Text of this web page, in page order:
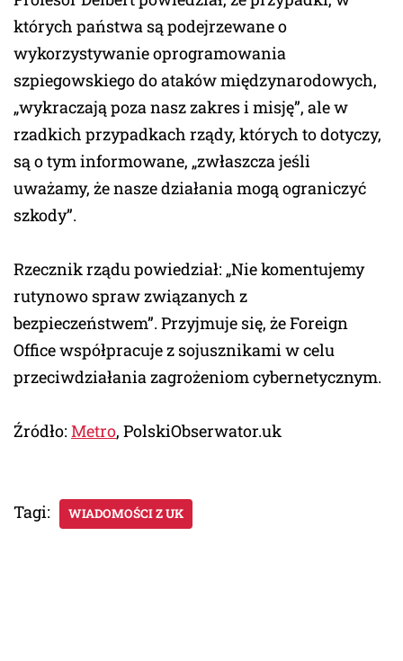
których państwa są podejrzewane o
wykorzystywanie oprogramowania
szpiegowskiego do ataków międzynarodowych,
„wykraczają poza nasz zakres i misję”, ale w
rzadkich przypadkach rządy, których to dotyczy,
są o tym informowane, „zwłaszcza jeśli
uważamy, że nasze działania mogą ograniczyć
szkody”.
Rzecznik rządu powiedział: „Nie komentujemy
rutynowo spraw związanych z
bezpieczeństwem”. Przyjmuje się, że Foreign
Office współpracuje z sojusznikami w celu
przeciwdziałania zagrożeniom cybernetycznym.
Źródło: Metro, PolskiObserwator.uk
Tagi: WIADOMOŚCI Z UK